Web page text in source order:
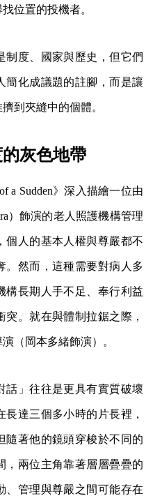
位置的投機者。
制度、國家與歷史，但它們
簡化成議題的註腳，而是讓
到夾縫中的個體。
灰色地帶
a Sudden》深入描繪一位由
）飾演的老人照護機構管理
個人的基本人權與尊嚴都不
。然而，這種需要對病人多
構長期人手不足、奉行利益
。就在與體制拉鋸之際，
（岡本多緒飾演）。
話」往往是更具有實質破壞
達三個多小時的片長裡，
隨著他的鏡頭穿梭於不同的
，兩位主角靠著層層疊疊的
、管理與尊嚴之間可能存在